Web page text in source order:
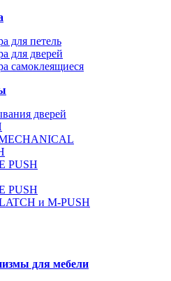
для петель
для дверей
самоклеящиеся
дверей
PUSH
PUSH
и M-PUSH
для мебели